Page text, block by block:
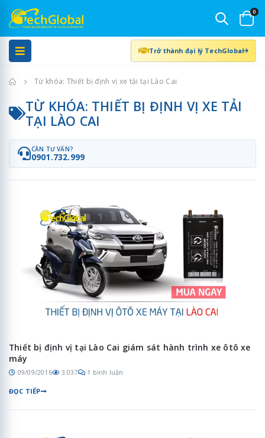
0
Trở thành đại lý TechGlobal
Trang chủTừ khóa: Thiết bị định vị xe tải tại Lào Cai
TỪ KHÓA: THIẾT BỊ ĐỊNH VỊ XE TẢI
TẠI LÀO CAI
CẦN TƯ VẤN?
0901.732.999
Thiết bị định vị tại Lào Cai giám sát hành trình xe ôtô xe
máy
09/09/2016 3.037 1 bình luận
ĐỌC TIẾP